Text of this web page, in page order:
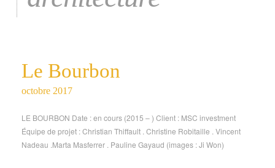
Le Bourbon
octobre 2017
LE BOURBON Date : en cours (2015 – ) Client : MSC investment
Équipe de projet : Christian Thiffault . Christine Robitaille . Vincent
Nadeau .Marta Masferrer . Pauline Gayaud (images : Ji Won)